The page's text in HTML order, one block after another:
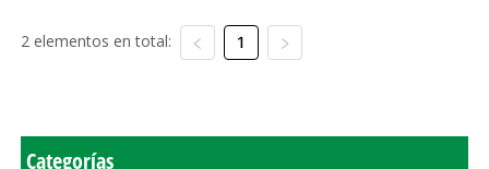
2 elementos en total: 1
Categorías